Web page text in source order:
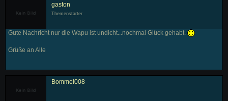
gaston
Themenstarter
Gute Nachricht nur die Wapu ist undicht...nochmal Glück gehabt.
Grüße an Alle
Bommel008